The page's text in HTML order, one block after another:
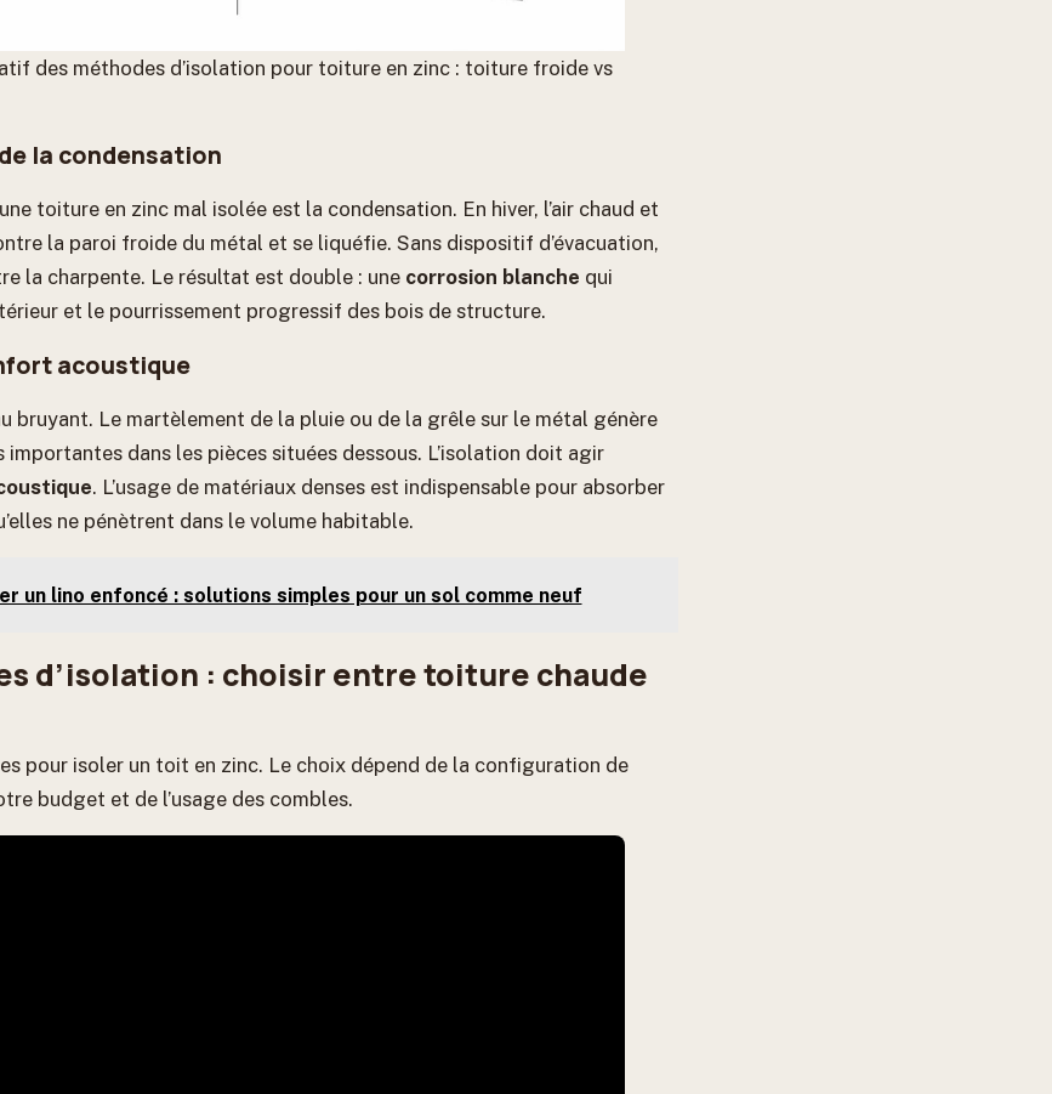
des méthodes d’isolation pour toiture en zinc : toiture froide vs
la condensation
toiture en zinc mal isolée est la condensation. En hiver, l’air chaud et
la paroi froide du métal et se liquéfie. Sans dispositif d’évacuation,
la charpente. Le résultat est double : une corrosion blanche qui
et le pourrissement progressif des bois de structure.
acoustique
bruyant. Le martèlement de la pluie ou de la grêle sur le métal génère
importantes dans les pièces situées dessous. L’isolation doit agir
. L’usage de matériaux denses est indispensable pour absorber
ne pénètrent dans le volume habitable.
un lino enfoncé : solutions simples pour un sol comme neuf
d’isolation : choisir entre toiture chaude
pour isoler un toit en zinc. Le choix dépend de la configuration de
budget et de l’usage des combles.